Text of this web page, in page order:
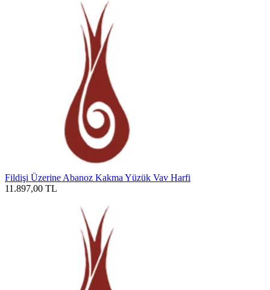
Fildişi Üzerine Abanoz Kakma Yüzük Vav Harfi
11.897,00 TL